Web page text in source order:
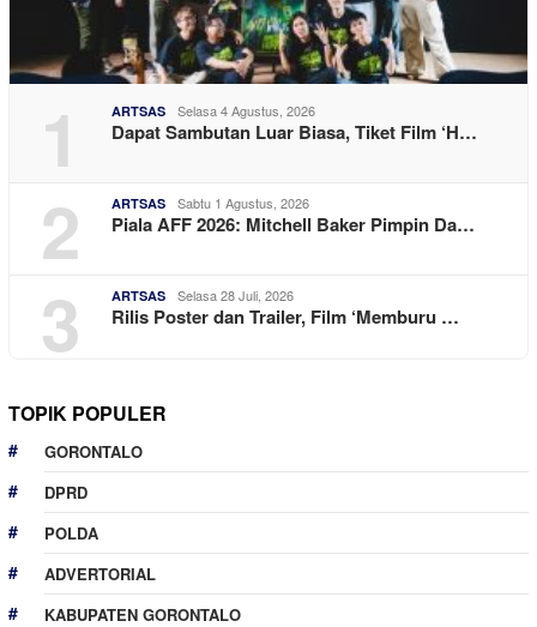
1 ARTSAS Selasa 4 Agustus, 2026
Dapat Sambutan Luar Biasa, Tiket Film ‘H…
2 ARTSAS Sabtu 1 Agustus, 2026
Piala AFF 2026: Mitchell Baker Pimpin Da…
3 ARTSAS Selasa 28 Juli, 2026
Rilis Poster dan Trailer, Film ‘Memburu …
TOPIK POPULER
GORONTALO
DPRD
POLDA
ADVERTORIAL
KABUPATEN GORONTALO